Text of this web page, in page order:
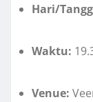
Hari/
Waktu:
Venue: